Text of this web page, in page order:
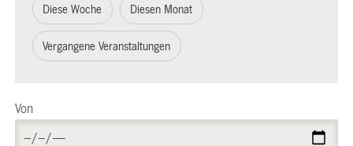
Diese Woche Diesen Monat
Vergangene Veranstaltungen
Von